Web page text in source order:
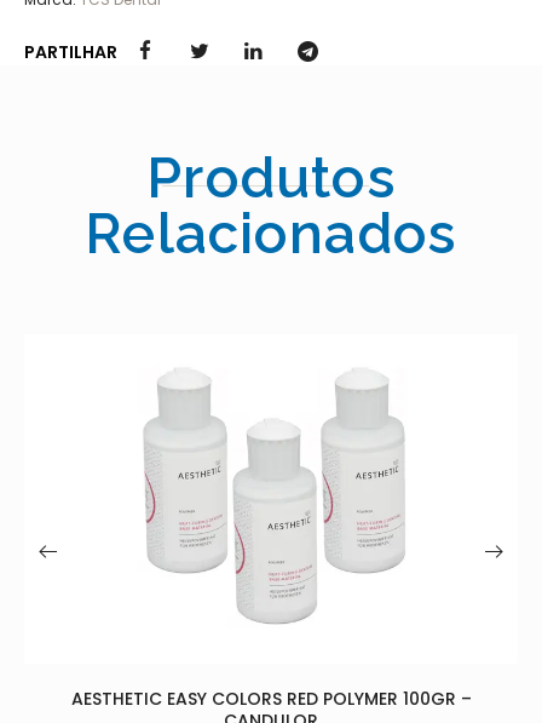
PARTILHAR
Produtos
Relacionados
100GR –
MEGA CREATIV + GINGIVA LIQ.